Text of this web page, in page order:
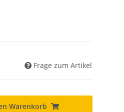
Frage zum Artikel
Warenkorb